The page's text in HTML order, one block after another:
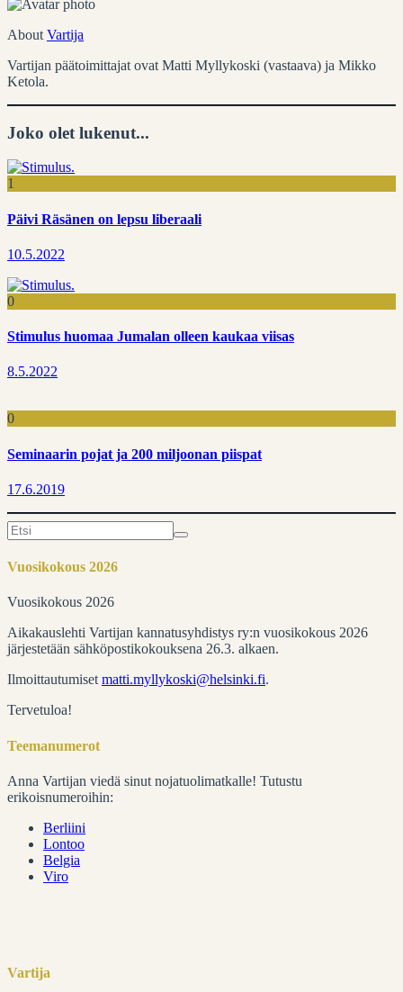
About Vartija
Vartijan päätoimittajat ovat Matti Myllykoski (vastaava) ja Mikko
Ketola.
Joko olet lukenut...
1
Päivi Räsänen on lepsu liberaali
10.5.2022
0
Stimulus huomaa Jumalan olleen kaukaa viisas
8.5.2022
0
Seminaarin pojat ja 200 miljoonan piispat
17.6.2019
Search
for:
Vuosikokous 2026
Vuosikokous 2026
Aikakauslehti Vartijan kannatusyhdistys ry:n vuosikokous 2026
järjestetään sähköpostikokouksena 26.3. alkaen.
Ilmoittautumiset matti.myllykoski@helsinki.fi.
Tervetuloa!
Teemanumerot
Anna Vartijan viedä sinut nojatuolimatkalle! Tutustu
erikoisnumeroihin:
Berliini
Lontoo
Belgia
Viro
Vartija